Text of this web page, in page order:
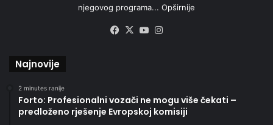
njegovog programa... Opširnije
Facebook
X YouTube
Najnovije
2 minutes ranije
Forto: Profesionalni vozači ne mogu više čekati –
predloženo rješenje Evropskoj komisiji